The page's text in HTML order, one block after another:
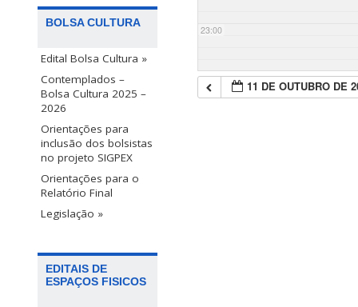
BOLSA CULTURA
Edital Bolsa Cultura »
Contemplados –
Bolsa Cultura 2025 –
2026
Orientações para
inclusão dos bolsistas
no projeto SIGPEX
Orientações para o
Relatório Final
Legislação »
EDITAIS DE
ESPAÇOS FISICOS
23:00
11 DE OUTUBRO DE